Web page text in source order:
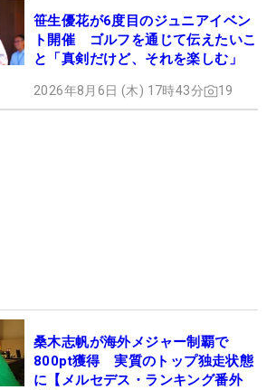
笹生優花が6度目のジュニアイベン
ト開催 ゴルフを通じて伝えたいこ
と「真剣だけど、それを楽しむ」
2026年8月6日 (木) 17時43分 19
桑木志帆が海外メジャー制覇で
800pt獲得 実質のトップ独走状態
に【メルセデス・ランキング番外